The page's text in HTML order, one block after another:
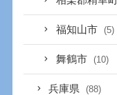
福知山市 (5)
舞鶴市 (10)
兵庫県 (88)